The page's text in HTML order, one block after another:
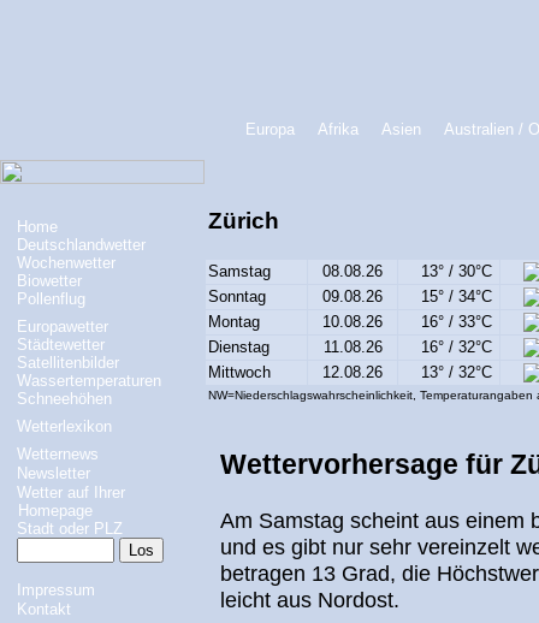
Europa Afrika Asien Australien /
Zürich
Samstag 08.08.26
13° / 30°C
Sonntag
09.08.26
15° / 34°C
Montag
10.08.26
16° / 33°C
Dienstag
11.08.26
16° / 32°C
Mittwoch
12.08.26 13° / 32°C
NW=Niederschlagswahrscheinlichkeit, Temperaturangaben
Wettervorhersage für
Am Samstag scheint aus einem
und es gibt nur sehr vereinzelt
betragen 13 Grad, die
leicht aus Nordost.
Home
Deutschlandwetter
Wochenwetter
Biowetter
Pollenflug
Europawetter
Städtewetter
Satellitenbilder
Wassertemperaturen
Schneehöhen
Wetterlexikon
Wetternews
Newsletter
Wetter auf Ihrer
Homepage
Stadt oder PLZ
Impressum
Kontakt